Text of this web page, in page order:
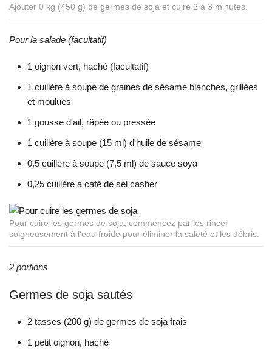
Ajouter 0 kg (450 g) de germes de soja et cuire 2 à 3 minutes.
Pour la salade (facultatif)
1 oignon vert, haché (facultatif)
1 cuillère à soupe de graines de sésame blanches, grillées
et moulues
1 gousse d'ail, râpée ou pressée
1 cuillère à soupe (15 ml) d'huile de sésame
0,5 cuillère à soupe (7,5 ml) de sauce soya
0,25 cuillère à café de sel casher
Pour cuire les germes de soja, commencez par les rincer
soigneusement à l'eau froide pour éliminer la saleté et les débris.
2 portions
Germes de soja sautés
2 tasses (200 g) de germes de soja frais
1 petit oignon, haché